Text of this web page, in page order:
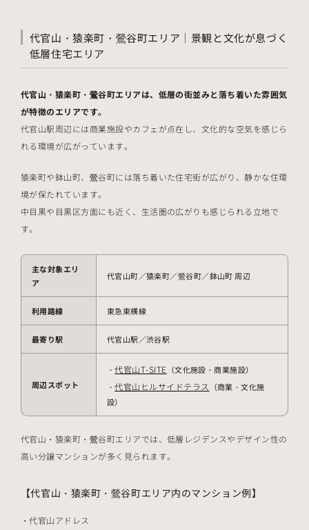
代官山・猿楽町・鶯谷町エリア｜景観と文化が息づく
低層住宅エリア
代官山・猿楽町・鶯谷町エリアは、低層の街並みと落ち着いた雰囲気
が特徴のエリアです。
代官山駅周辺には商業施設やカフェが点在し、文化的な空気を感じら
れる環境が広がっています。
猿楽町や鉢山町、鶯谷町には落ち着いた住宅街が広がり、静かな住環
境が保たれています。
中目黒や目黒区方面にも近く、生活圏の広がりも感じられる立地で
す。
主な対象エリ
ア
代官山町／猿楽町／鶯谷町／鉢山町 周辺
利用路線 東急東横線
最寄り駅 代官山駅／渋谷駅
周辺スポット
・代官山T-SITE （文化施設・商業施設）
・代官山ヒルサイドテラス
（商業・文化施
設）
代官山・猿楽町・鶯谷町エリアでは、低層レジデンスやデザイン性の
高い分譲マンションが多く見られます。
【代官山・猿楽町・鶯谷町エリア内のマンション例】
代官山アドレス